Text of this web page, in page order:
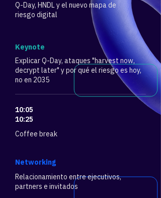
Q-Day, HNDL y el nuevo mapa de
riesgo digital
​Keynote
Explicar Q-Day, ataques "harvest now,
decrypt later" y por qué el riesgo es hoy,
no en 2035
10:05
10:25
Coffee break
​Networking
Relacionamiento entre ejecutivos,
partners e invitados